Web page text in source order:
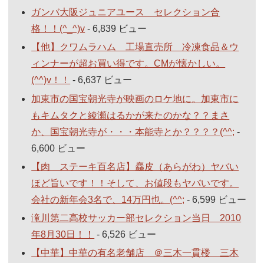
ガンバ大阪ジュニアユース セレクション合
格！！(^_^)v - 6,839 ビュー
【他】クワムラハム 工場直売所 冷凍食品＆ウ
ィンナーが超お買い得です。CMが懐かしい。
(^^)v！！
- 6,637 ビュー
加東市の国宝朝光寺が映画のロケ地に。加東市に
もキムタクと綾瀬はるかが来たのかな？？まさ
か、国宝朝光寺が・・・本能寺とか？？？？(^^; -
6,600 ビュー
【肉 ステーキ百名店】麤皮（あらがわ）ヤバい
ほど旨いです！！そして、お値段もヤバいです。
会社の新年会3名で、14万円也。(^^; - 6,599 ビュー
滝川第二高校サッカー部セレクション当日 2010
年8月30日！！
- 6,526 ビュー
【中華】中華の有名老舗店 ＠三木一貫楼 三木